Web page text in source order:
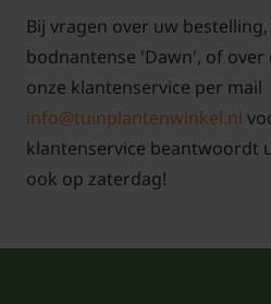
Wanneer bloeit de
bodnantense 'Dawn'?
De Viburnum bodnantense
een struik die in de winter de
het kale hout. De bloeitijd is
tot april toe. Deze winter/
Bij vragen over uw
bodnantense 'Dawn', of
onze klantenservice per mail
info@tuinplantenwinkel.nl
klantenservice beantwoordt
ook op zaterdag!